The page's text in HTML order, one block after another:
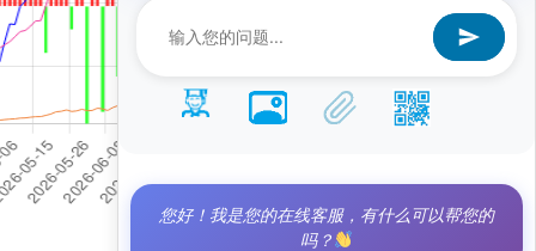
您好！我是您的在线客服，有什么可以帮您的
吗？